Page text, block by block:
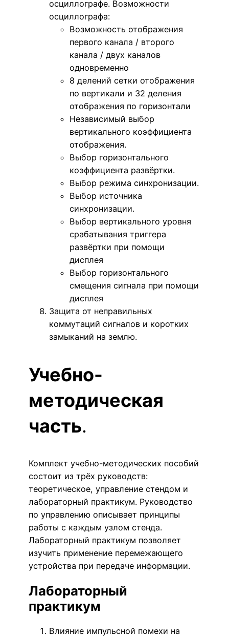
осциллографе. Возможности
осциллографа:
Возможность отображения
первого канала / второго
канала / двух каналов
одновременно
8 делений сетки отображения
по вертикали и 32 деления
отображения по горизонтали
Независимый выбор
вертикального коэффициента
отображения.
Выбор горизонтального
коэффициента развёртки.
Выбор режима синхронизации.
Выбор источника
синхронизации.
Выбор вертикального уровня
срабатывания триггера
развёртки при помощи
дисплея
Выбор горизонтального
смещения сигнала при помощи
дисплея
Защита от неправильных
коммутаций сигналов и коротких
замыканий на землю.
Учебно-
методическая
часть.
Комплект учебно-методических пособий
состоит из трёх руководств:
теоретическое, управление стендом и
лабораторный практикум. Руководство
по управлению описывает принципы
работы с каждым узлом стенда.
Лабораторный практикум позволяет
изучить применение перемежающего
устройства при передаче информации.
Лабораторный
практикум
Влияние импульсной помехи на